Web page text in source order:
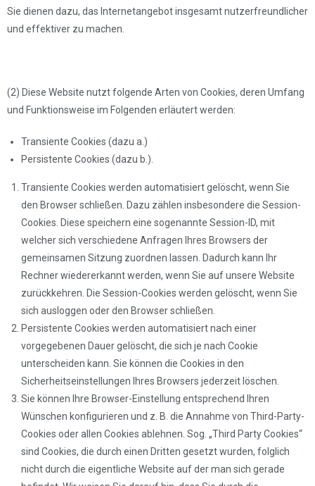
Sie dienen dazu, das Internetangebot insgesamt nutzerfreundlicher
und effektiver zu machen.
(2) Diese Website nutzt folgende Arten von Cookies, deren Umfang
und Funktionsweise im Folgenden erläutert werden:
Transiente Cookies (dazu a.)
Persistente Cookies (dazu b.).
Transiente Cookies werden automatisiert gelöscht, wenn Sie
den Browser schließen. Dazu zählen insbesondere die Session-
Cookies. Diese speichern eine sogenannte Session-ID, mit
welcher sich verschiedene Anfragen Ihres Browsers der
gemeinsamen Sitzung zuordnen lassen. Dadurch kann Ihr
Rechner wiedererkannt werden, wenn Sie auf unsere Website
zurückkehren. Die Session-Cookies werden gelöscht, wenn Sie
sich ausloggen oder den Browser schließen.
Persistente Cookies werden automatisiert nach einer
vorgegebenen Dauer gelöscht, die sich je nach Cookie
unterscheiden kann. Sie können die Cookies in den
Sicherheitseinstellungen Ihres Browsers jederzeit löschen.
Sie können Ihre Browser-Einstellung entsprechend Ihren
Wünschen konfigurieren und z. B. die Annahme von Third-Party-
Cookies oder allen Cookies ablehnen. Sog. „Third Party Cookies“
sind Cookies, die durch einen Dritten gesetzt wurden, folglich
nicht durch die eigentliche Website auf der man sich gerade